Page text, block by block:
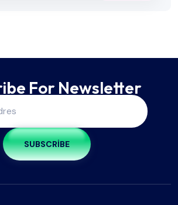
For Newsletter
SUBSCRIBE